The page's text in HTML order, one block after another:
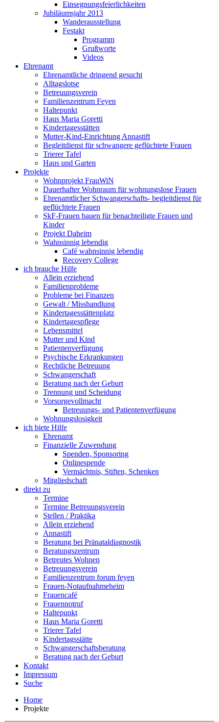
Einsegnungsfeierlichkeiten
Jubiläumsjahr 2013
Wanderausstellung
Festakt
Programm
Grußworte
Videos
Ehrenamt
Ehrenamtliche dringend gesucht
Alltagslotse
Betreuungsverein
Familienzentrum Feyen
Haltepunkt
Haus Maria Goretti
Kindertagesstätten
Mutter-Kind-Einrichtung Annastift
Begleitdienst für schwangere geflüchtete Frauen
Trierer Tafel
Haus und Garten
Projekte
Wohnprojekt FrauWiN
Dauerhafter Wohnraum für wohnungslose Frauen
Ehrenamtlicher Schwangerschafts- begleitdienst für
geflüchtete Frauen
SkF-Frauen bauen für benachteiligte Frauen und
Kinder
Projekt Daheim
Wahnsinnig lebendig
Café wahnsinnig lebendig
Recovery College
ich brauche Hilfe
Allein erziehend
Familienprobleme
Probleme bei Finanzen
Gewalt / Misshandlung
Kindertagesstättenplatz
Kindertagespflege
Lebensmittel
Mutter und Kind
Patientenverfügung
Psychische Erkrankungen
Rechtliche Betreuung
Schwangerschaft
Beratung nach der Geburt
Trennung und Scheidung
Vorsorgevollmacht
Betreuungs- und Patientenverfügung
Wohnungslosigkeit
ich biete Hilfe
Ehrenamt
Finanzielle Zuwendung
Spenden, Sponsoring
Onlinespende
Vermächtnis, Stiften, Schenken
Mitgliedschaft
direkt zu
Termine
Termine Betreuungsverein
Stellen / Praktika
Allein erziehend
Annastift
Beratung bei Pränataldiagnostik
Beratungszentrum
Betreutes Wohnen
Betreuungsverein
Familienzentrum forum feyen
Frauen-Notaufnahmeheim
Frauencafé
Frauennotruf
Haltepunkt
Haus Maria Goretti
Trierer Tafel
Kindertagsstätte
Schwangerschaftsberatung
Beratung nach der Geburt
Kontakt
Impressum
Suche
Home
Projekte